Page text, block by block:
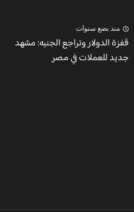
منذ بضع سنوات
قفزة الدولار وتراجع الجنيه: مشهد
جديد للعملات في مصر